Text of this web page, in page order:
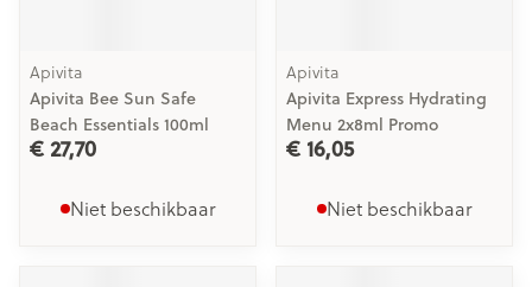
Apivita
Apivita Bee Sun Safe
Beach Essentials 100ml
€ 27,70
Niet beschikbaar
Apivita
Apivita Express Hydrating
Menu 2x8ml Promo
€ 16,05
Niet beschikbaar